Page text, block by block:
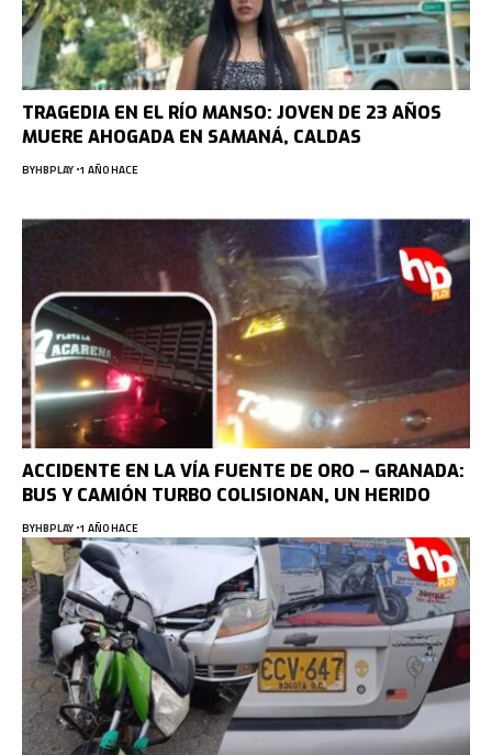
TRAGEDIA EN EL RÍO MANSO: JOVEN DE 23 AÑOS
MUERE AHOGADA EN SAMANÁ, CALDAS
BYHBPLAY 1 AÑO HACE
ACCIDENTE EN LA VÍA FUENTE DE ORO – GRANADA:
BUS Y CAMIÓN TURBO COLISIONAN, UN HERIDO
BYHBPLAY 1 AÑO HACE